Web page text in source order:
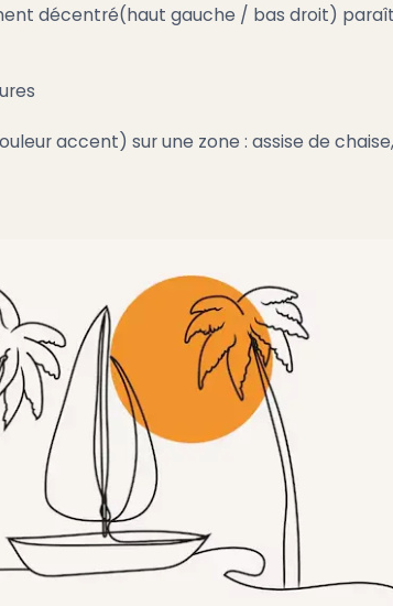
décentré(haut gauche / bas droit)
accent) sur une zone : assise de